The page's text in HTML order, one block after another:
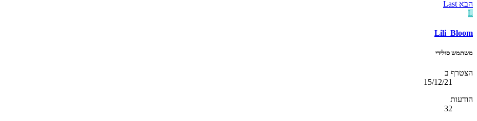
הבא Last
L
Lili_Bloom
משתמש סולידי
הצטרף ב
15/12/21
הודעות
32